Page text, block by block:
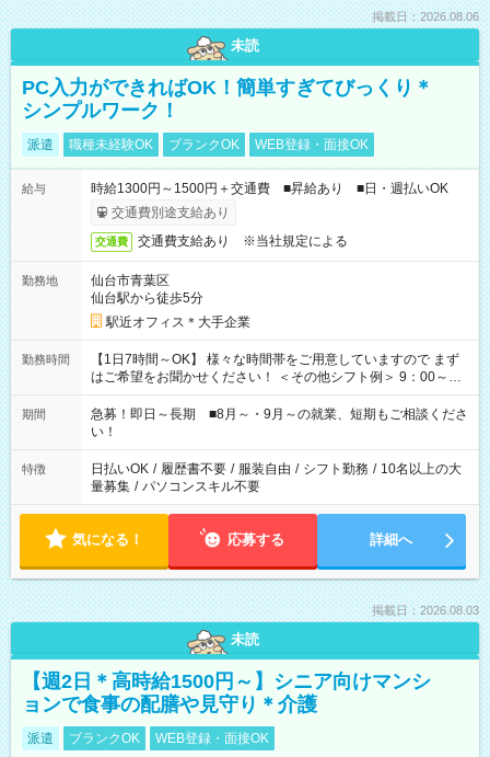
掲載日：2026.08.06
未読
PC入力ができればOK！簡単すぎてびっくり＊
シンプルワーク！
派遣 職種未経験OK ブランクOK WEB登録・面接OK
給与
時給1300円～1500円＋交通費 ■昇給あり ■日・週払いOK
交通費別途支給あり
交通費 交通費支給あり ※当社規定による
勤務地
仙台市青葉区
仙台駅から徒歩5分
駅近オフィス＊大手企業
勤務時間
【1日7時間～OK】 様々な時間帯をご用意していますので まず
はご希望をお聞かせください！ ＜その他シフト例＞ 9：00～
17：00 11：00～20：00 などなど！その他のお時間もOKで
す！
期間
急募！即日～長期 ■8月～・9月～の就業、短期もご相談くださ
い！
特徴 日払いOK / 履歴書不要 / 服装自由 / シフト勤務 / 10名以上の大
量募集 / パソコンスキル不要
気になる！ 応募する 詳細へ
掲載日：2026.08.03
未読
【週2日＊高時給1500円～】シニア向けマンシ
ョンで食事の配膳や見守り＊介護
派遣 ブランクOK WEB登録・面接OK